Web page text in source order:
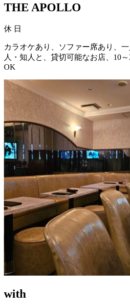
THE APOLLO
休 日
カラオケあり、ソファー席あり、
人・知人と、貸切可能なお店、10
OK
with